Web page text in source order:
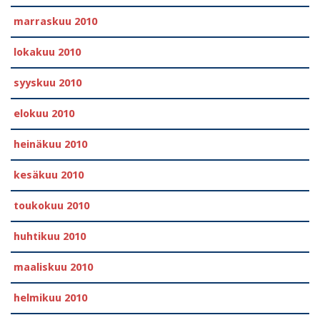
marraskuu 2010
lokakuu 2010
syyskuu 2010
elokuu 2010
heinäkuu 2010
kesäkuu 2010
toukokuu 2010
huhtikuu 2010
maaliskuu 2010
helmikuu 2010